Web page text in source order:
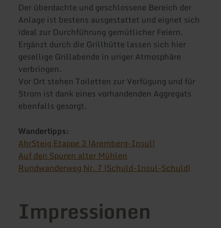
Der überdachte und geschlossene Bereich der
Anlage ist bestens ausgestattet und eignet sich
ideal zur Durchführung gemütlicher Feiern.
Ergänzt durch die Grillhütte lassen sich hier
gesellige Grillabende in uriger Atmosphäre
verbringen.
Vor Ort stehen Toiletten zur Verfügung und für
Strom ist dank eines vorhandenden Aggregats
ebenfalls gesorgt.
Wandertipps:
AhrSteig Etappe 3 |Aremberg-Insul|
Auf den Spuren alter Mühlen
Rundwanderweg Nr. 7 |Schuld-Insul-Schuld|
Impressionen